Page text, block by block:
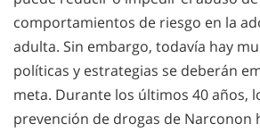
comportamientos de riesgo en la
adulta. Sin embargo, todavía hay
políticas y estrategias se deberán
meta. Durante los últimos 40 años,
prevención de drogas de